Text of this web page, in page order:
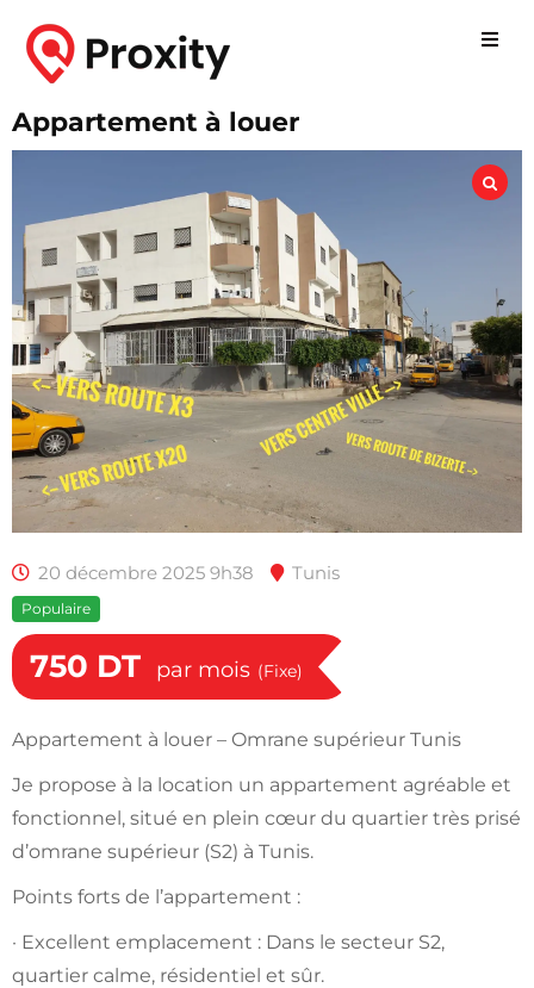
Appartement à louer
20 décembre 2025 9h38 Tunis
Populaire
750 DT par mois (Fixe)
Appartement à louer – Omrane supérieur Tunis
Je propose à la location un appartement agréable et
fonctionnel, situé en plein cœur du quartier très prisé
d’omrane supérieur (S2) à Tunis.
Points forts de l’appartement :
· Excellent emplacement : Dans le secteur S2,
quartier calme, résidentiel et sûr.